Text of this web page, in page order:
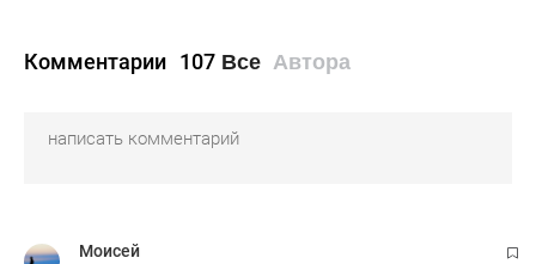
Комментарии 107 Все Автора
Моисей